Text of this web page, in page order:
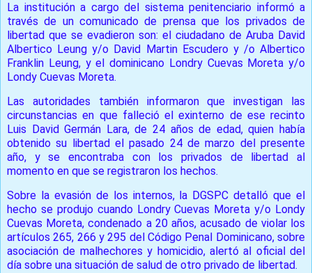
La institución a cargo del sistema penitenciario informó a
través de un comunicado de prensa que los privados de
libertad que se evadieron son: el ciudadano de Aruba David
Albertico Leung y/o David Martin Escudero y /o Albertico
Franklin Leung, y el dominicano Londry Cuevas Moreta y/o
Londy Cuevas Moreta.
Las autoridades también informaron que investigan las
circunstancias en que falleció el exinterno de ese recinto
Luis David Germán Lara, de 24 años de edad, quien había
obtenido su libertad el pasado 24 de marzo del presente
año, y se encontraba con los privados de libertad al
momento en que se registraron los hechos.
Sobre la evasión de los internos, la DGSPC detalló que el
hecho se produjo cuando Londry Cuevas Moreta y/o Londy
Cuevas Moreta, condenado a 20 años, acusado de violar los
artículos 265, 266 y 295 del Código Penal Dominicano, sobre
asociación de malhechores y homicidio, alertó al oficial del
día sobre una situación de salud de otro privado de libertad.